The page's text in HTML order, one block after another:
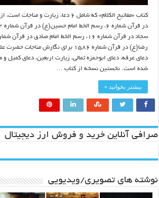
کتاب «مفاتیح الکلام» که شامل ۶ دعا، زیارت
رضا(ع) در قرآن شماره ۱۵۸۶ برای نگارش
دعای عرفه، دعای ابوحمزه ثمالی، زیارت اربعین، دعای کمیل و
شده است. نخستین نسخه از کتاب …
بیشتر بخوانید »
صرافی آنلاین خرید و فروش ارز دیجیتال
نوشته های تصویری/ویدیویی